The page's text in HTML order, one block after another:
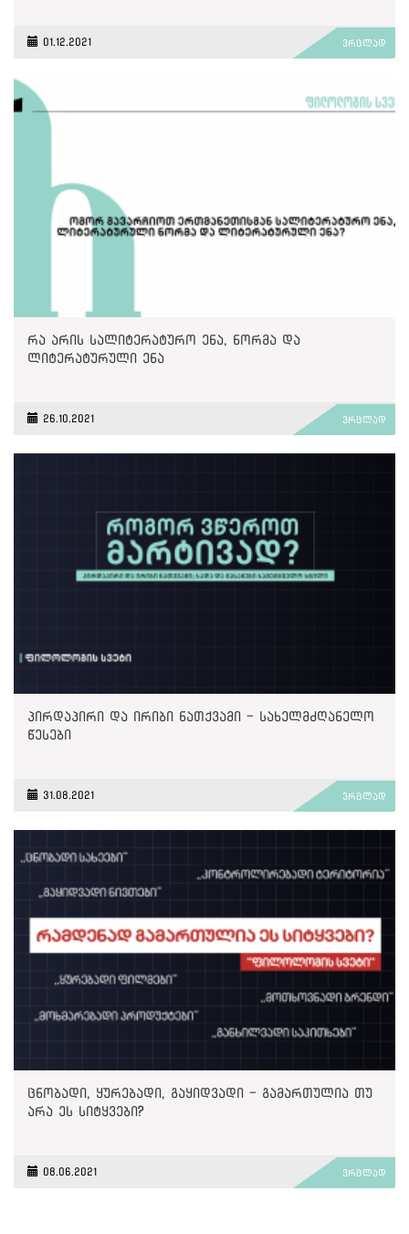
01.12.2021 ვრცლად
რა არის სალიტერატურო ენა, ნორმა და
ლიტერატურული ენა
26.10.2021 ვრცლად
პირდაპირი და ირიბი ნათქვამი - სახელმძღანელო
წესები
31.08.2021 ვრცლად
ცნობადი, ყურებადი, გაყიდვადი - გამართულია თუ
არა ეს სიტყვები?
08.06.2021 ვრცლად